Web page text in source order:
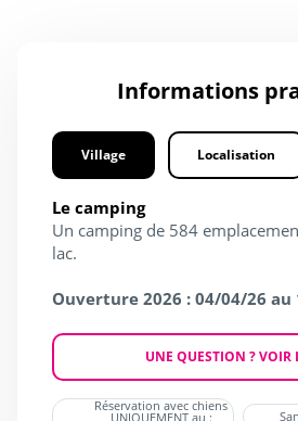
Informations
Village Localisation
Le camping
Un camping de 584
lac.
Ouverture 2026 : 04/04/26 au
UNE QUESTION ? VOIR
Réservation avec chiens
UNIQUEMENT au :